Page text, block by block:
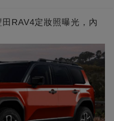
田RAV4定妝照曝光，內